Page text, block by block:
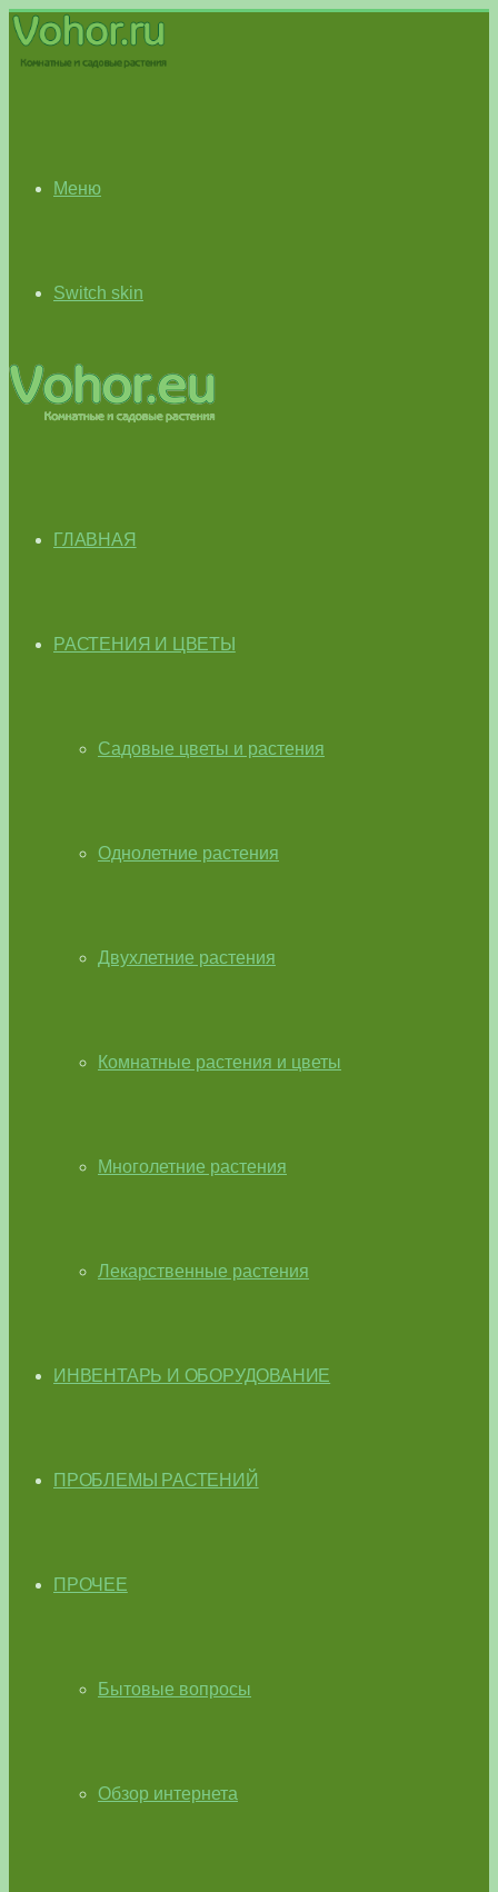
Меню
Switch skin
ГЛАВНАЯ
РАСТЕНИЯ И ЦВЕТЫ
Садовые цветы и растения
Однолетние растения
Двухлетние растения
Комнатные растения и цветы
Многолетние растения
Лекарственные растения
ИНВЕНТАРЬ И ОБОРУДОВАНИЕ
ПРОБЛЕМЫ РАСТЕНИЙ
ПРОЧЕЕ
Бытовые вопросы
Обзор интернета